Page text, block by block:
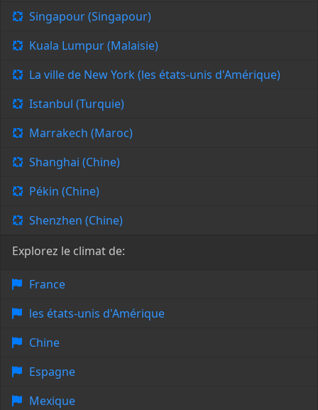
Singapour (Singapour)
Kuala Lumpur (Malaisie)
La ville de New York (les états-unis d'Amérique)
Istanbul (Turquie)
Marrakech (Maroc)
Shanghai (Chine)
Pékin (Chine)
Shenzhen (Chine)
Explorez le climat de:
France
les états-unis d'Amérique
Chine
Espagne
Mexique